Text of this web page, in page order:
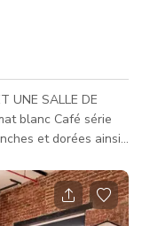
UNE SALLE DE
blanc Café série
et dorées ainsi
illustré ci-dessus.
et 2 salles de bains
zones sont des